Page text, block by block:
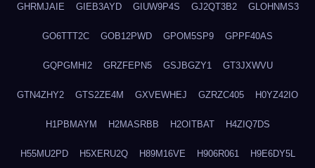
GHRMJAIE GIEB3AYD GIUW9P4S GJ2QT3B2 GLOHNMS3
GO6TTT2C GOB12PWD GPOM5SP9 GPPF40AS
GQPGMHI2 GRZFEPN5 GSJBGZY1 GT3JXWVU
GTN4ZHY2 GTS2ZE4M GXVEWHEJ GZRZC405 H0YZ42IO
H1PBMAYM H2MASRBB H2OITBAT H4ZIQ7DS
H55MU2PD H5XERU2Q H89M16VE H906R061 H9E6DY5L